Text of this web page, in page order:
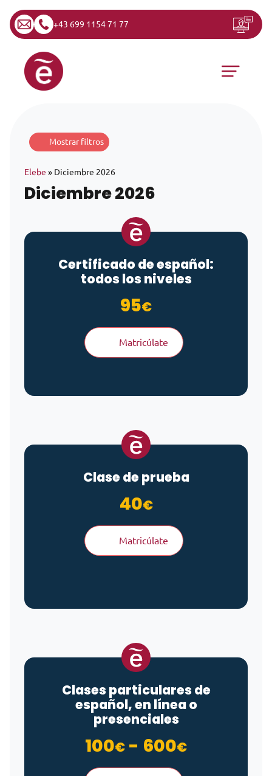
+43 699 1154 71 77
Saltar al contenido
Navegación principal
Mostrar filtros
Elebe » Diciembre 2026
Diciembre 2026
Certificado de español:
todos los niveles
95€
Matricúlate
Clase de prueba
40€
Matricúlate
Clases particulares de
español, en línea o
presenciales
100€ - 600€Rango